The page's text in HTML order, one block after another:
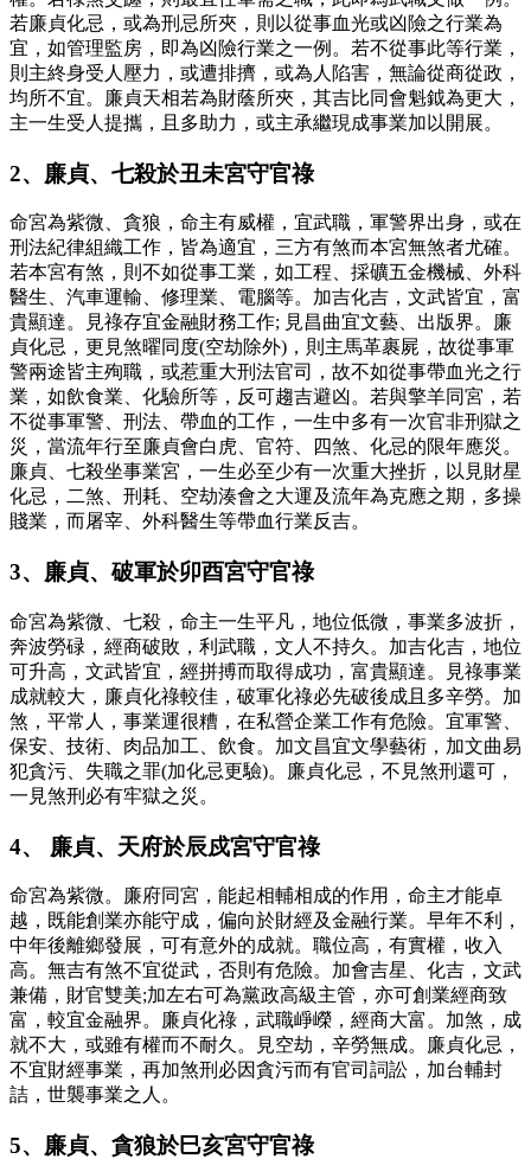
若廉貞化忌，或為刑忌所夾，則以從事血光或凶險之行業為
宜，如管理監房，即為凶險行業之一例。若不從事此等行業，
則主終身受人壓力，或遭排擠，或為人陷害，無論從商從政，
均所不宜。廉貞天相若為財蔭所夾，其吉比同會魁鉞為更大，
主一生受人提攜，且多助力，或主承繼現成事業加以開展。
2、廉貞、七殺於丑未宮守官祿
命宮為紫微、貪狼，命主有威權，宜武職，軍警界出身，或在
刑法紀律組織工作，皆為適宜，三方有煞而本宮無煞者尤確。
若本宮有煞，則不如從事工業，如工程、採礦五金機械、外科
醫生、汽車運輸、修理業、電腦等。加吉化吉，文武皆宜，富
貴顯達。見祿存宜金融財務工作; 見昌曲宜文藝、出版界。廉
貞化忌，更見煞曜同度(空劫除外)，則主馬革裹屍，故從事軍
警兩途皆主殉職，或惹重大刑法官司，故不如從事帶血光之行
業，如飲食業、化驗所等，反可趨吉避凶。若與擎羊同宮，若
不從事軍警、刑法、帶血的工作，一生中多有一次官非刑獄之
災，當流年行至廉貞會白虎、官符、四煞、化忌的限年應災。
廉貞、七殺坐事業宮，一生必至少有一次重大挫折，以見財星
化忌，二煞、刑耗、空劫湊會之大運及流年為克應之期，多操
賤業，而屠宰、外科醫生等帶血行業反吉。
3、廉貞、破軍於卯酉宮守官祿
命宮為紫微、七殺，命主一生平凡，地位低微，事業多波折，
奔波勞碌，經商破敗，利武職，文人不持久。加吉化吉，地位
可升高，文武皆宜，經拼搏而取得成功，富貴顯達。見祿事業
成就較大，廉貞化祿較佳，破軍化祿必先破後成且多辛勞。加
煞，平常人，事業運很糟，在私營企業工作有危險。宜軍警、
保安、技術、肉品加工、飲食。加文昌宜文學藝術，加文曲易
犯貪污、失職之罪(加化忌更驗)。廉貞化忌，不見煞刑還可，
一見煞刑必有牢獄之災。
4、 廉貞、天府於辰戍宮守官祿
命宮為紫微。廉府同宮，能起相輔相成的作用，命主才能卓
越，既能創業亦能守成，偏向於財經及金融行業。早年不利，
中年後離鄉發展，可有意外的成就。職位高，有實權，收入
高。無吉有煞不宜從武，否則有危險。加會吉星、化吉，文武
兼備，財官雙美;加左右可為黨政高級主管，亦可創業經商致
富，較宜金融界。廉貞化祿，武職崢嶸，經商大富。加煞，成
就不大，或雖有權而不耐久。見空劫，辛勞無成。廉貞化忌，
不宜財經事業，再加煞刑必因貪污而有官司詞訟，加台輔封
詰，世襲事業之人。
5、廉貞、貪狼於巳亥宮守官祿